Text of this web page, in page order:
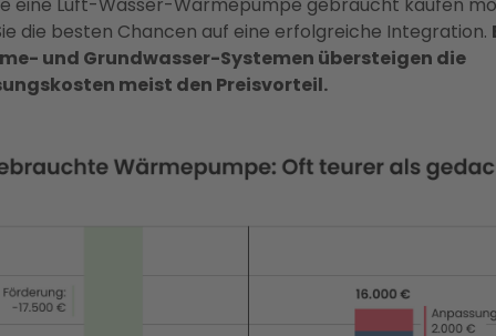
eine Luft-Wasser-Wärmepumpe gebraucht kaufen
die besten Chancen auf eine erfolgreiche Integration.
und Grundwasser-Systemen übersteigen die
meist den Preisvorteil.